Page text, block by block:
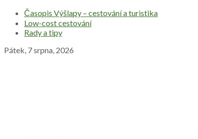
Časopis Výšlapy – cestování a turistika
Low-cost cestování
Rady a tipy
Pátek, 7 srpna, 2026